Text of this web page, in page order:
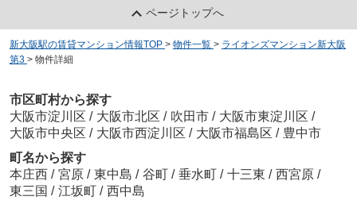
ページトップへ
新大阪駅の賃貸マンション情報TOP > 物件一覧 > ライオンズマンション新大阪
第3 > 物件詳細
市区町村から探す
大阪市淀川区 / 大阪市北区 / 吹田市 / 大阪市東淀川区 /
大阪市中央区 / 大阪市西淀川区 / 大阪市福島区 / 豊中市
町名から探す
本庄西 / 宮原 / 東中島 / 谷町 / 垂水町 / 十三東 / 西宮原 /
東三国 / 江坂町 / 西中島